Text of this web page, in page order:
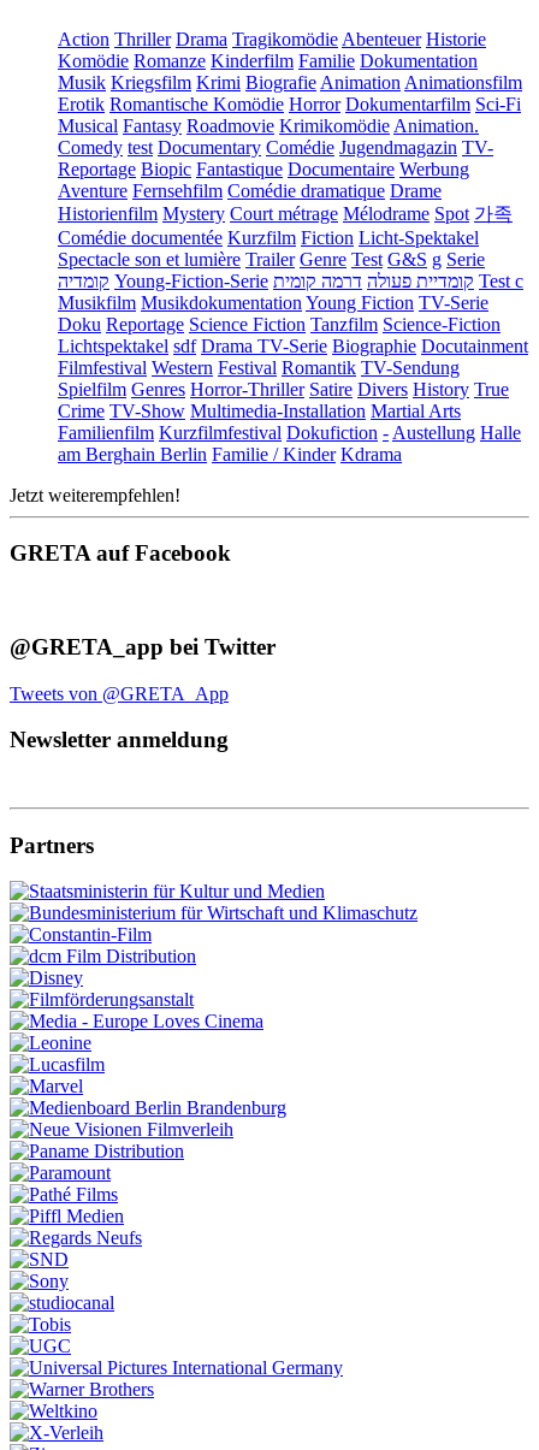
Action Thriller Drama Tragikomödie Abenteuer Historie
Komödie Romanze Kinderfilm Familie Dokumentation
Musik Kriegsfilm Krimi Biografie Animation Animationsfilm
Erotik Romantische Komödie Horror Dokumentarfilm Sci-Fi
Musical Fantasy Roadmovie Krimikomödie Animation.
Comedy test Documentary Comédie Jugendmagazin TV-
Reportage Biopic Fantastique Documentaire Werbung
Aventure Fernsehfilm Comédie dramatique Drame
Historienfilm Mystery Court métrage Mélodrame Spot 가족
Comédie documentée Kurzfilm Fiction Licht-Spektakel
Spectacle son et lumière Trailer Genre Test G&S g Serie
קומדיה Young-Fiction-Serie קומדיית פעולה דרמה קומית
Test c
Musikfilm Musikdokumentation Young Fiction TV-Serie
Doku Reportage Science Fiction Tanzfilm Science-Fiction
Lichtspektakel sdf Drama TV-Serie Biographie Docutainment
Filmfestival Western Festival Romantik TV-Sendung
Spielfilm Genres Horror-Thriller Satire Divers History True
Crime TV-Show Multimedia-Installation Martial Arts
Familienfilm Kurzfilmfestival Dokufiction - Austellung Halle
am Berghain Berlin Familie / Kinder Kdrama
Jetzt weiterempfehlen!
GRETA auf Facebook
@GRETA_app bei Twitter
Tweets von @GRETA_App
Newsletter anmeldung
Partners